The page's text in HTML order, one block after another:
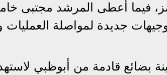
فيما أعطى المرشد مجتبى
جديدة لمواصلة العمليات
بضائع قادمة من أبوظبي